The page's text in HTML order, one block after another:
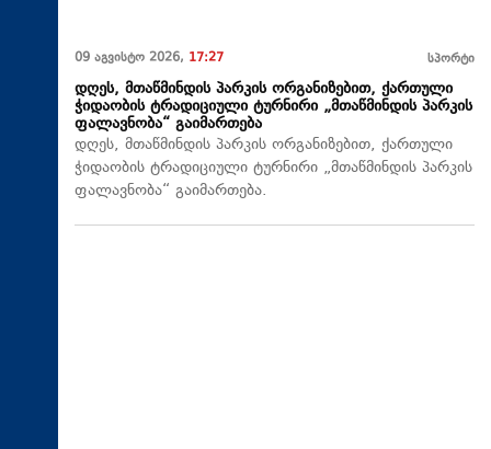
09 აგვისტო 2026, 17:27 სპორტი
დღეს, მთაწმინდის პარკის ორგანიზებით, ქართული
ჭიდაობის ტრადიციული ტურნირი „მთაწმინდის პარკის
ფალავნობა“ გაიმართება
დღეს, მთაწმინდის პარკის ორგანიზებით, ქართული
ჭიდაობის ტრადიციული ტურნირი „მთაწმინდის პარკის
ფალავნობა“ გაიმართება.